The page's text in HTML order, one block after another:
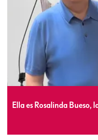
Ella es Rosalinda Bueso,